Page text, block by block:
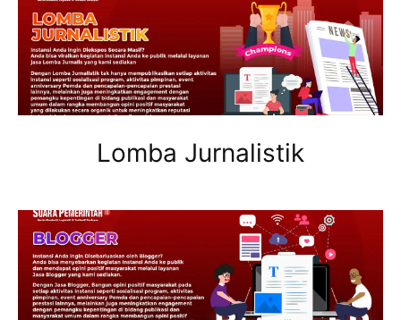
Lomba Jurnalistik